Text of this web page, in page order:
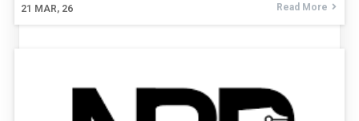
21 MAR, 26 Read More